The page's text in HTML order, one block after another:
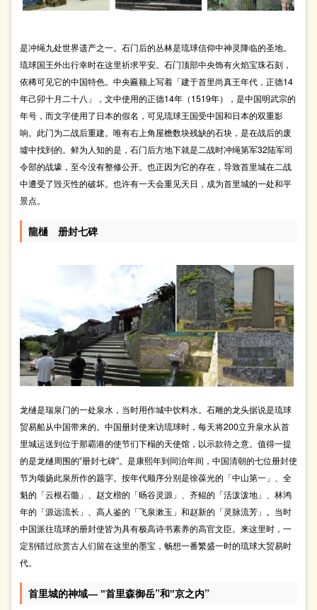
是冲绳九处世界遗产之一。石门后的丛林是琉球信仰中神灵降临的圣地。
琉球国王外出行幸时在这里祈求平安。石门顶部中央饰有火焰宝珠石刻，
依稀可见它的中国特色。中央匾额上写着「建于首里尚真王年代，正德14
年己卯十月二十八」，文中使用的正德14年（1519年），是中国明武宗的
年号，而文字使用了日本的假名，可见琉球王国受中国和日本的双重影
响。此门为二战后重建。唯有右上角屋檐数块残缺的石块，是在战后的废
墟中找到的。鲜为人知的是，石门后方地下就是二战时冲绳第军32陆军司
令部的战壕，至今没有整修公开。也正因为它的存在，导致首里城在二战
中遭受了毁灭性的破坏。也许有一天会重见天日，成为首里城的一处和平
景点。
龍樋 册封七碑
龙樋是瑞泉门的一处泉水，当时用作城中饮料水。石雕的龙头据说是琉球
贸易船从中国带来的。中国册封使来访琉球时，每天将200立升泉水从首
里城运送到位于那霸港的使节们下榻的天使馆，以示款待之意。值得一提
的是龙樋周围的‟册封七碑”。是康熙年到同治年间，中国清朝的七位册封使
节为颂扬此泉所作的题字。按年代顺序分别是徐葆光的「中山第一」、全
魁的「云根石髓」、赵文楷的「旸谷灵源」、齐鲲的「活泼泼地」、林鸿
年的「源远流长」、高人鉴的「飞泉漱玉」和赵新的「灵脉流芳」。当时
中国派往琉球的册封使皆为具有极高诗书素养的高官文臣。来这里时，一
定别错过欣赏古人们留在这里的墨宝，畅想一番繁盛一时的琉球大贸易时
代。
首里城的神域― ‟首里森御岳”和‟京之内”